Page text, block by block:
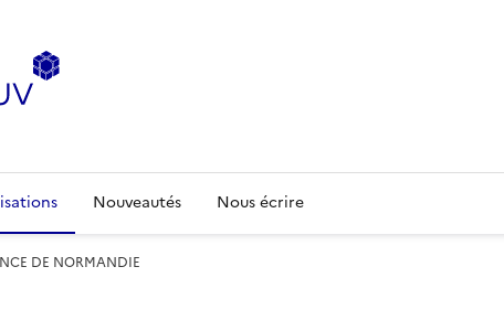
Nouveautés Nous écrire
DE NORMANDIE